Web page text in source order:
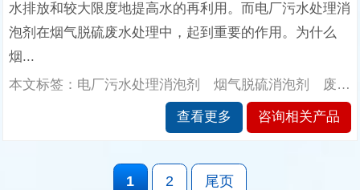
水排放和较大限度地提高水的再利用。而电厂污水处理消
泡剂在烟气脱硫废水处理中，起到重要的作用。为什么
烟...
本文标签：电厂污水处理消泡剂 烟气脱硫消泡剂 废水消泡剂 电厂消泡剂 脱硫消泡剂 脱硫废水消泡剂 消泡 南辉消泡剂厂家
查看更多 咨询相关产品
1 2 尾页